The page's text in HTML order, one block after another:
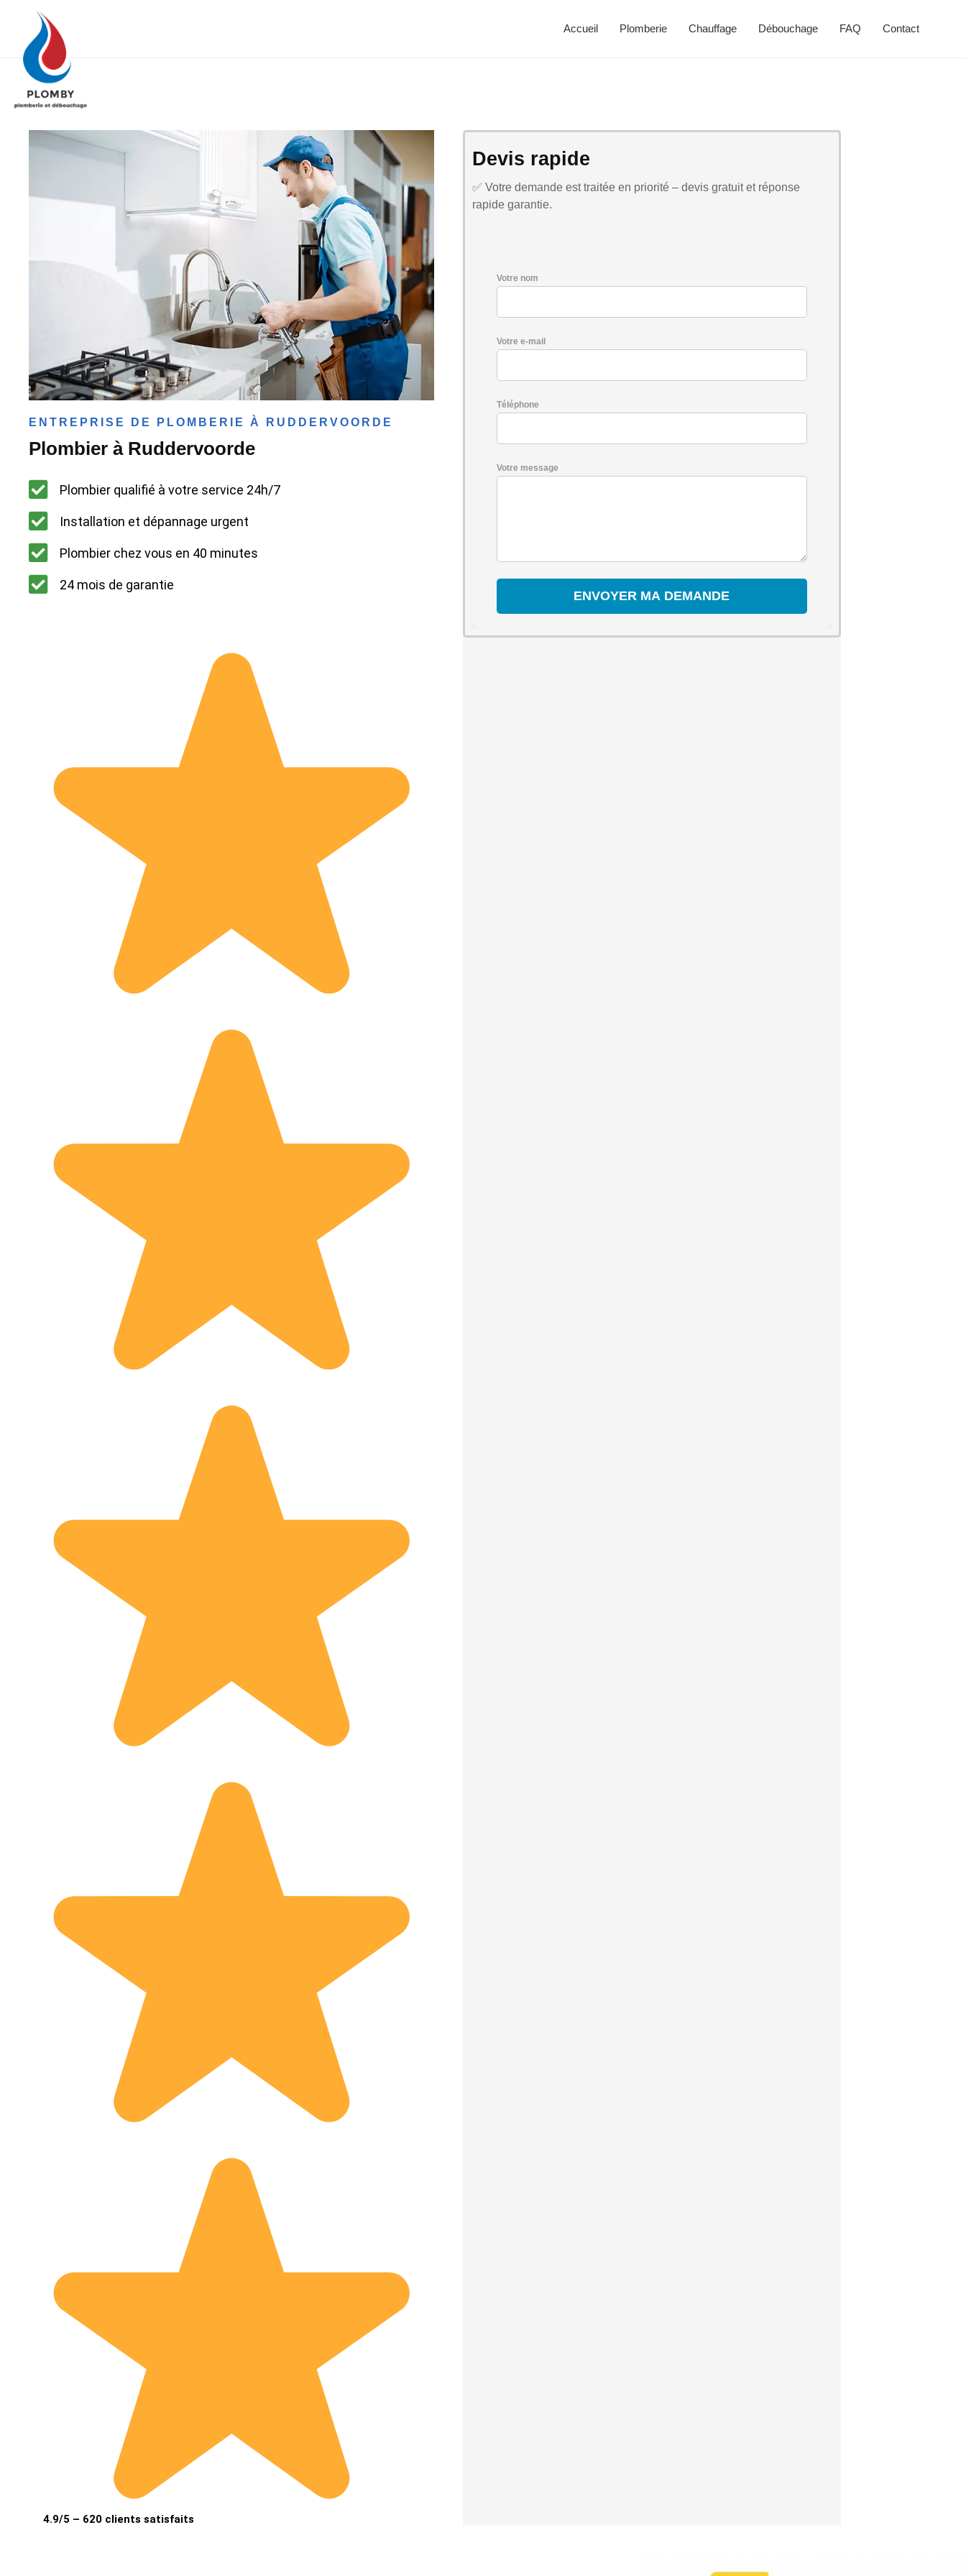
Accueil Plomberie Chauffage Débouchage FAQ Contact
ENTREPRISE DE PLOMBERIE À RUDDERVOORDE
Plombier à Ruddervoorde
Plombier qualifié à votre service 24h/7
Installation et dépannage urgent
Plombier chez vous en 40 minutes
24 mois de garantie
4.9/5 – 620 clients satisfaits
Devis rapide
✅ Votre demande est traitée en priorité – devis gratuit et réponse
rapide garantie.
Votre nom
Votre e-mail
Téléphone
Votre message